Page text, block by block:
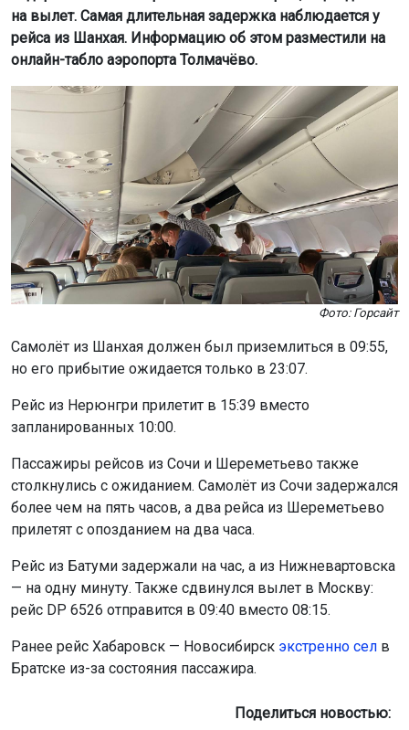
на вылет. Самая длительная задержка наблюдается у
рейса из Шанхая. Информацию об этом разместили на
онлайн-табло аэропорта Толмачёво.
Фото: Горсайт
Самолёт из Шанхая должен был приземлиться в 09:55,
но его прибытие ожидается только в 23:07.
Рейс из Нерюнгри прилетит в 15:39 вместо
запланированных 10:00.
Пассажиры рейсов из Сочи и Шереметьево также
столкнулись с ожиданием. Самолёт из Сочи задержался
более чем на пять часов, а два рейса из Шереметьево
прилетят с опозданием на два часа.
Рейс из Батуми задержали на час, а из Нижневартовска
— на одну минуту. Также сдвинулся вылет в Москву:
рейс DP 6526 отправится в 09:40 вместо 08:15.
Ранее рейс Хабаровск — Новосибирск экстренно сел в
Братске из-за состояния пассажира.
Поделиться новостью: